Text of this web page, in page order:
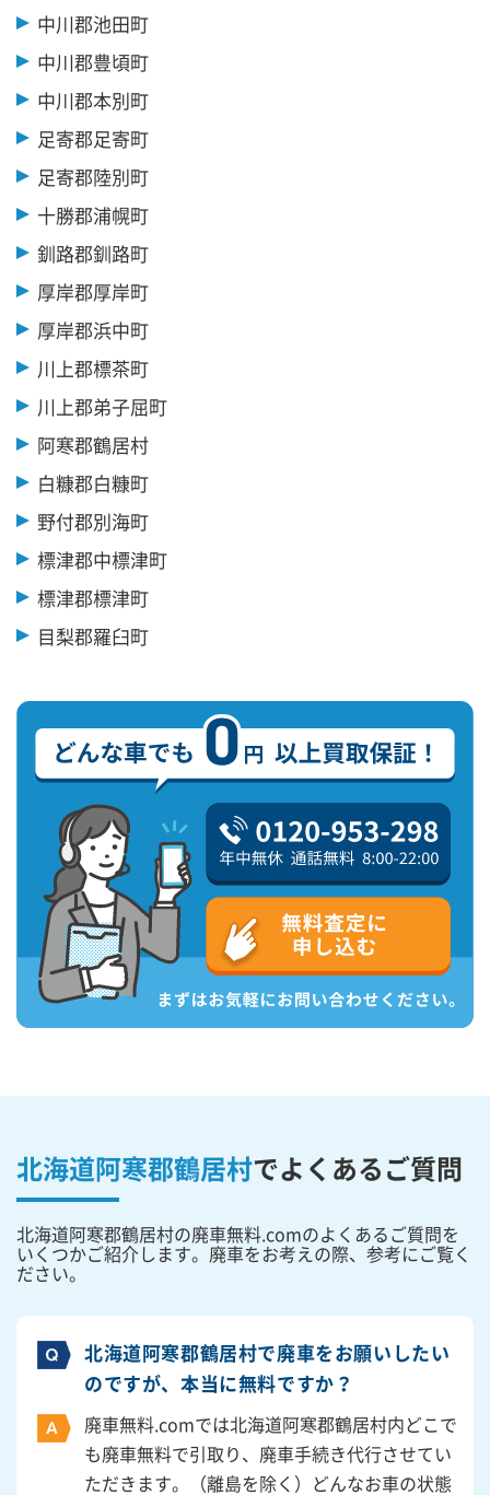
中川郡池田町
中川郡豊頃町
中川郡本別町
足寄郡足寄町
足寄郡陸別町
十勝郡浦幌町
釧路郡釧路町
厚岸郡厚岸町
厚岸郡浜中町
川上郡標茶町
川上郡弟子屈町
阿寒郡鶴居村
白糠郡白糠町
野付郡別海町
標津郡中標津町
標津郡標津町
目梨郡羅臼町
北海道阿寒郡鶴居村でよくあるご質問
北海道阿寒郡鶴居村の廃車無料.comのよくあるご質問を
いくつかご紹介します。廃車をお考えの際、参考にご覧く
ださい。
北海道阿寒郡鶴居村で廃車をお願いしたい
のですが、本当に無料ですか？
廃車無料.comでは北海道阿寒郡鶴居村内どこで
も廃車無料で引取り、廃車手続き代行させてい
ただきます。（離島を除く）どんなお車の状態